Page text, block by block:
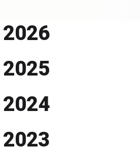
2026
2025
2024
2023